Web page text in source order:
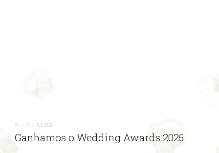
BLOG/ BLOG
Ganhamos o Wedding Awards 2025